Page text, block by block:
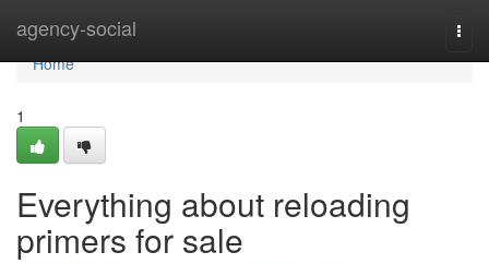
agency-social
Home
Home
1
Everything about reloading
primers for sale